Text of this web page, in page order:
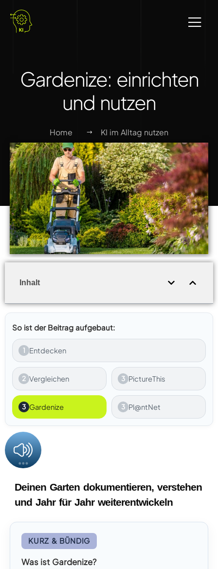
Gardenize: einrichten
und nutzen
Home KI im Alltag nutzen
Inhalt
So ist der Beitrag aufgebaut:
1 Entdecken
2 Vergleichen 3 PictureThis
3 Gardenize 3 Pl@ntNet
Deinen Garten dokumentieren, verstehen
und Jahr für Jahr weiterentwickeln
KURZ & BÜNDIG
Was ist Gardenize?